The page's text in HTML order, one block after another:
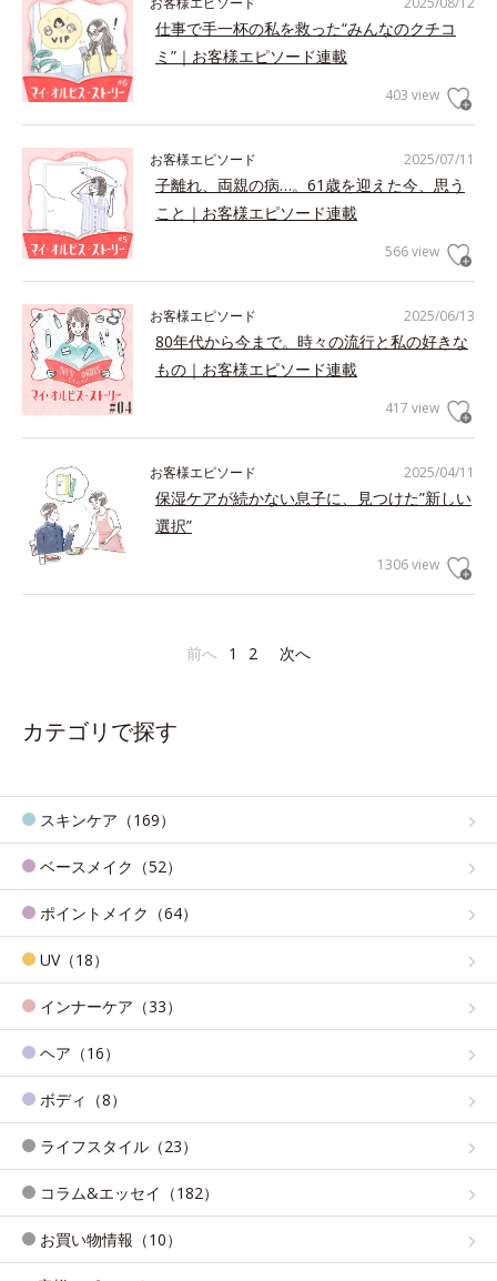
仕事で手一杯の私を救った“みんなのクチコ
ミ”｜お客様エピソード連載
403 view
2025/07/11
お客様エピソード
子離れ、両親の病…。61歳を迎えた今、思う
こと｜お客様エピソード連載
566 view
2025/06/13
お客様エピソード
80年代から今まで。時々の流行と私の好きな
もの｜お客様エピソード連載
417 view
2025/04/11
お客様エピソード
保湿ケアが続かない息子に、見つけた”新しい
選択”
1306 view
前へ 1 2 次へ
カテゴリで探す
スキンケア（169）
ベースメイク（52）
ポイントメイク（64）
UV（18）
インナーケア（33）
ヘア（16）
ボディ（8）
ライフスタイル（23）
コラム&エッセイ（182）
お買い物情報（10）